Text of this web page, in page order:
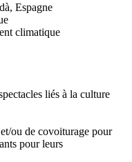
Espagne